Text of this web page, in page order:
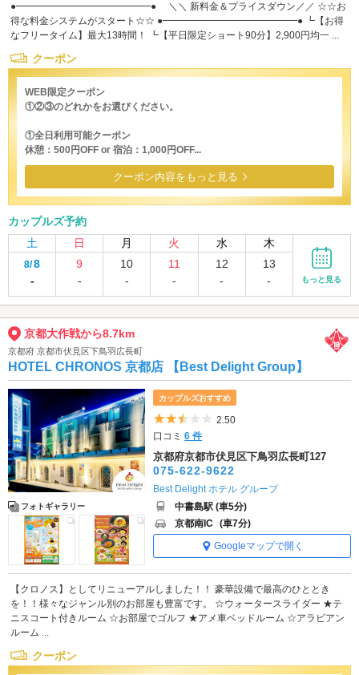
●━━━━━━━━━━━━━━● ＼＼ 新料金＆プライスダウン／／ ☆☆お
得な料金システムがスタート☆☆ ●━━━━━━━━━━━━━━● ┗【お得
なフリータイム】最大13時間！ ┗【平日限定ショート90分】2,900円均一 ...
クーポン
WEB限定クーポン
①②③のどれかをお選びください。
①全日利用可能クーポン
休憩：500円OFF or 宿泊：1,000円OFF...
クーポン内容をもっと見る
カップルズ予約
土
日 月 火 水 木
8/8
-
9
-
10
-
11
-
12
-
13
-
もっと見る
京都大作戦から8.7km
京都府 京都市伏見区下鳥羽広長町
HOTEL CHRONOS 京都店 【Best Delight Group】
フォトギャラリー
カップルズおすすめ
5つ星のうち2.5
2.50
口コミ6 件
京都府京都市伏見区下鳥羽広長町127
075-622-9622
Best Delight ホテル グループ
中書島駅 (車5分)
京都南IC (車7分)
Googleマップで開く
【クロノス】としてリニューアルしました！！ 豪華設備で最高のひととき
を！！様々なジャンル別のお部屋も豊富です。 ☆ウォータースライダー ★テ
ニスコート付きルーム ☆お部屋でゴルフ ★アメ車ベッドルーム ☆アラビアン
ルーム ...
クーポン